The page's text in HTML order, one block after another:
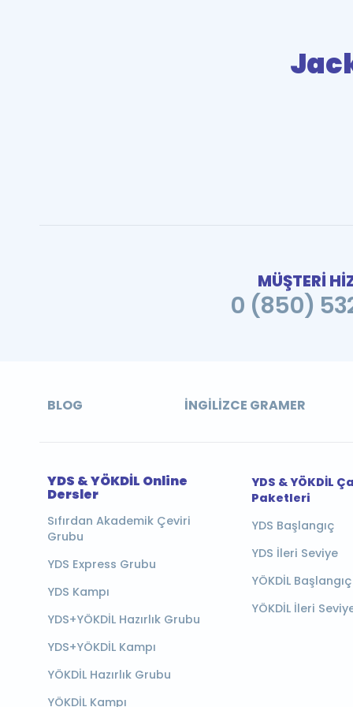
MÜŞTERİ
0 (850)
BLOG İNGILIZCE GRAMER
YDS & YÖKDİL Online
Dersler
Sıfırdan Akademik Çeviri
Grubu
YDS Express Grubu
YDS Kampı
YDS+YÖKDİL Hazırlık Grubu
YDS+YÖKDİL Kampı
YÖKDİL Hazırlık Grubu
YÖKDİL Kampı
YDS & YÖKDİL
Paketleri
YDS Başlangıç
YDS İleri Seviye
YÖKDİL Başlangıç
YÖKDİL İleri